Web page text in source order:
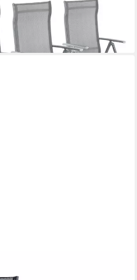
Alu Gartenstuhl Klappstuhl